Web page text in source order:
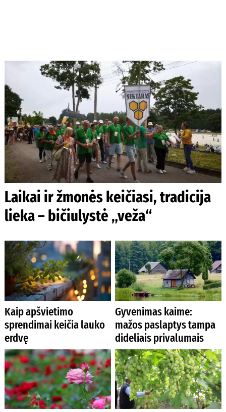
Laikai ir žmonės keičiasi, tradicija
lieka – bičiulystė „veža“
Kaip apšvietimo
sprendimai keičia lauko
erdvę
Gyvenimas kaime:
mažos paslaptys tampa
dideliais privalumais